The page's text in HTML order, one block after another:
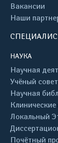
Вакансии
Наши
НАУКА
Научная
Учёный совет
Научная
Локальный
Почётный